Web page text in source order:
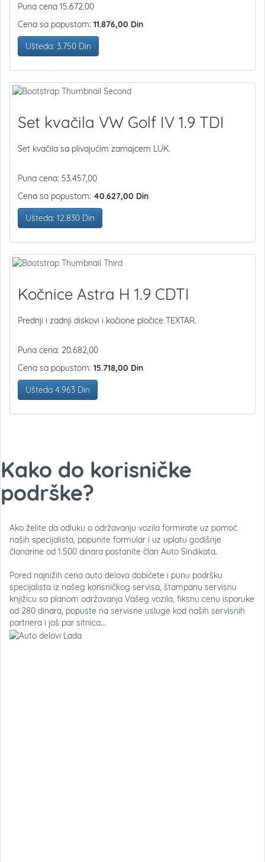
Puna cena 15.672,00
Cena sa popustom: 11.876,00 Din
Ušteda: 3.750 Din
Set kvačila VW Golf IV 1.9 TDI
Set kvačila sa plivajućim zamajcem LUK.
Puna cena: 53.457,00
Cena sa popustom: 40.627,00 Din
Ušteda: 12.830 Din
Kočnice Astra H 1.9 CDTI
Prednji i zadnji diskovi i kočione pločice TEXTAR.
Puna cena: 20.682,00
Cena sa popustom: 15.718,00 Din
Ušteda 4.963 Din
Kako do korisničke
podrške?
Ako želite da odluku o održavanju vozila formirate uz pomoć
naših specijalista, popunite formular i uz uplatu godišnje
članarine od 1.500 dinara postanite član Auto Sindikata.
Pored najnižih cena auto delova dobićete i punu podršku
specijalista iz našeg korisničkog servisa, štampanu servisnu
knjižicu sa planom održavanja Vašeg vozila, fiksnu cenu isporuke
od 280 dinara, popuste na servisne usluge kod naših servisnih
partnera i još par sitnica...